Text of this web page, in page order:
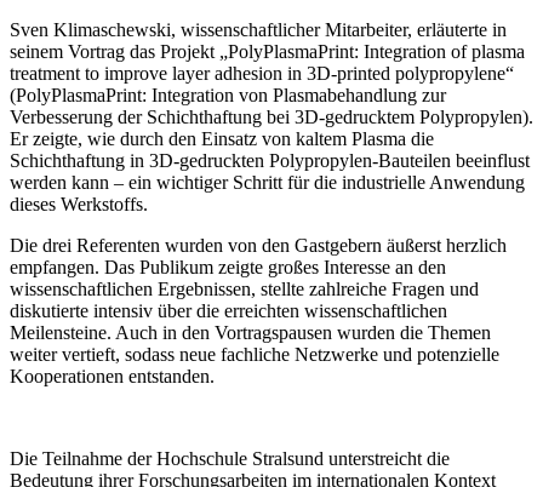
Sven Klimaschewski, wissenschaftlicher Mitarbeiter, erläuterte in
seinem Vortrag das Projekt „PolyPlasmaPrint: Integration of plasma
treatment to improve layer adhesion in 3D-printed polypropylene“
(PolyPlasmaPrint: Integration von Plasmabehandlung zur
Verbesserung der Schichthaftung bei 3D-gedrucktem Polypropylen).
Er zeigte, wie durch den Einsatz von kaltem Plasma die
Schichthaftung in 3D-gedruckten Polypropylen-Bauteilen beeinflust
werden kann – ein wichtiger Schritt für die industrielle Anwendung
dieses Werkstoffs.
Die drei Referenten wurden von den Gastgebern äußerst herzlich
empfangen. Das Publikum zeigte großes Interesse an den
wissenschaftlichen Ergebnissen, stellte zahlreiche Fragen und
diskutierte intensiv über die erreichten wissenschaftlichen
Meilensteine. Auch in den Vortragspausen wurden die Themen
weiter vertieft, sodass neue fachliche Netzwerke und potenzielle
Kooperationen entstanden.
Die Teilnahme der Hochschule Stralsund unterstreicht die
Bedeutung ihrer Forschungsarbeiten im internationalen Kontext